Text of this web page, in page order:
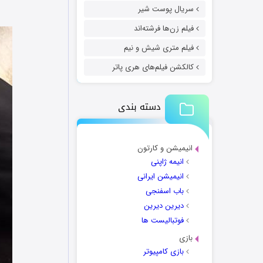
سریال پوست شیر
فیلم زن‌ها فرشته‌اند
فیلم متری شیش و نیم
کالکشن فیلم‌های هری پاتر
دسته بندی
انیمیشن و کارتون
انیمه ژاپنی
انیمیشن ایرانی
باب اسفنجی
دیرین دیرین
فوتبالیست ها
بازی
بازی کامپیوتر